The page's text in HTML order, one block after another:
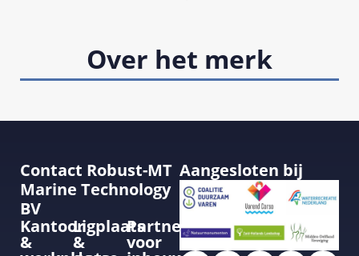
Over het merk
Contact Robust-MT
Marine Technology
BV
Kantoor
&
Ligplaats
&
Partner
voor
Aangesloten bij